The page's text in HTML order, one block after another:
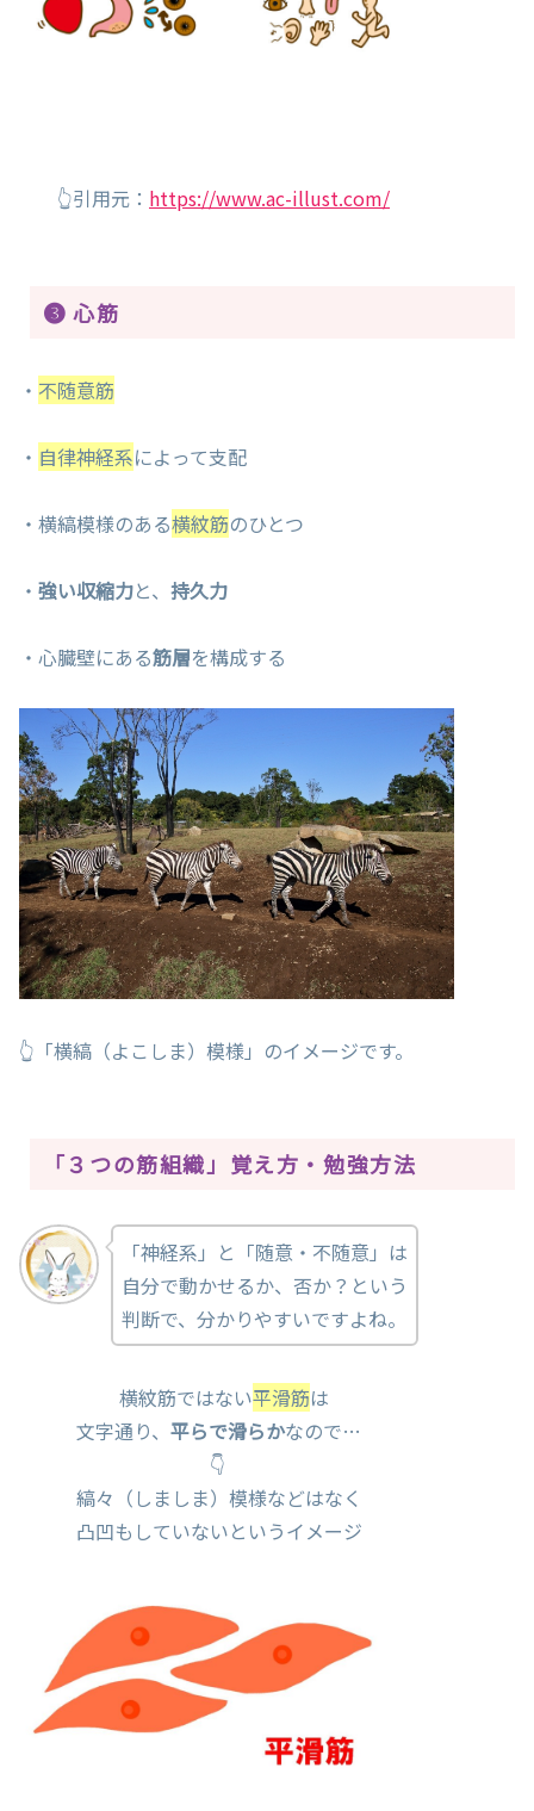
👆引用元： https://www.ac-illust.com/
❸ 心筋
・ 不随意筋
・ 自律神経系によって支配
・横縞模様のある横紋筋のひとつ
・ 強い収縮力と、 持久力
・心臓壁にある筋層を構成する
👆「横縞（よこしま）模様」のイメージです。
「３つの筋組織」覚え方・勉強方法
「神経系」と「随意・不随意」は
自分で動かせるか、否か？という
判断で、分かりやすいですよね。
横紋筋ではない平滑筋は
文字通り、 平らで滑らかなので…
👇
縞々（しましま）模様などはなく
凸凹もしていないというイメージ